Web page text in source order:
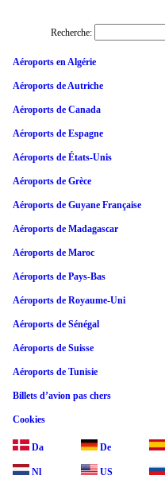
Recherche:
Aéroports en Algérie
Aéroports de Autriche
Aéroports de Canada
Aéroports de Espagne
Aéroports de États-Unis
Aéroports de Grèce
Aéroports de Guyane Française
Aéroports de Madagascar
Aéroports de Maroc
Aéroports de Pays-Bas
Aéroports de Royaume-Uni
Aéroports de Sénégal
Aéroports de Suisse
Aéroports de Tunisie
Billets d’avion pas chers
Cookies
Da De
Nl US